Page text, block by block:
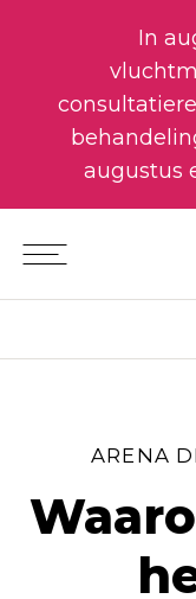
In
augustus
ARENA